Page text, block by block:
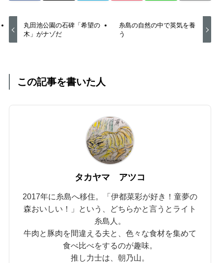
丸田池公園の石碑「希望の
木」がナゾだ
糸島の自然の中で英気を養
う
この記事を書いた人
タカヤマ アツコ
2017年に糸島へ移住。「伊都菜彩が好き！童夢の
森おいしい！」という、どちらかと言うとライト
糸島人。
牛肉と豚肉を間違える夫と、色々な食材を集めて
食べ比べをするのが趣味。
推し力士は、朝乃山。